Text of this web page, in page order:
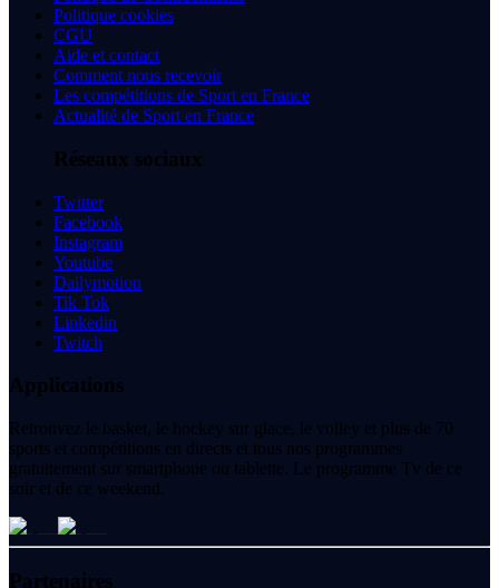
Politique cookies
CGU
Aide et contact
Comment nous recevoir
Les compétitions de Sport en France
Actualité de Sport en France
Réseaux sociaux
Twitter
Facebook
Instagram
Youtube
Dailymotion
Tik Tok
Linkedin
Twitch
Applications
Retrouvez le basket, le hockey sur glace, le volley et plus de 70
sports et compétitions en directs et tous nos programmes
gratuitement sur smartphone ou tablette. Le programme Tv de ce
soir et de ce weekend.
Partenaires